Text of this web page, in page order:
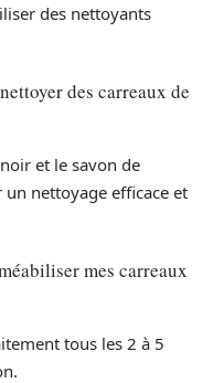
des nettoyants
des carreaux de
et le savon de
nettoyage efficace et
mes carreaux
tous les 2 à 5